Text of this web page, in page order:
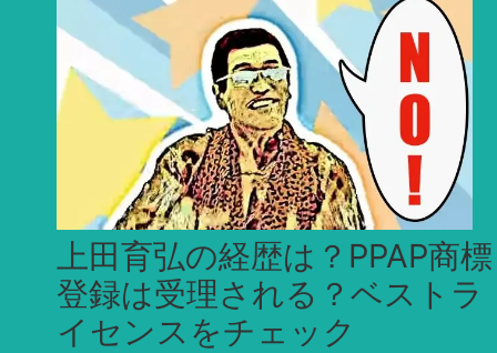
上田育弘の経歴は？PPAP商標
登録は受理される？ベストラ
イセンスをチェック